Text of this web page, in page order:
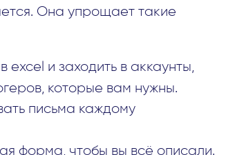
Она упрощает такие
excel и заходить в аккаунты,
которые вам нужны.
письма каждому
форма, чтобы вы всё описали.